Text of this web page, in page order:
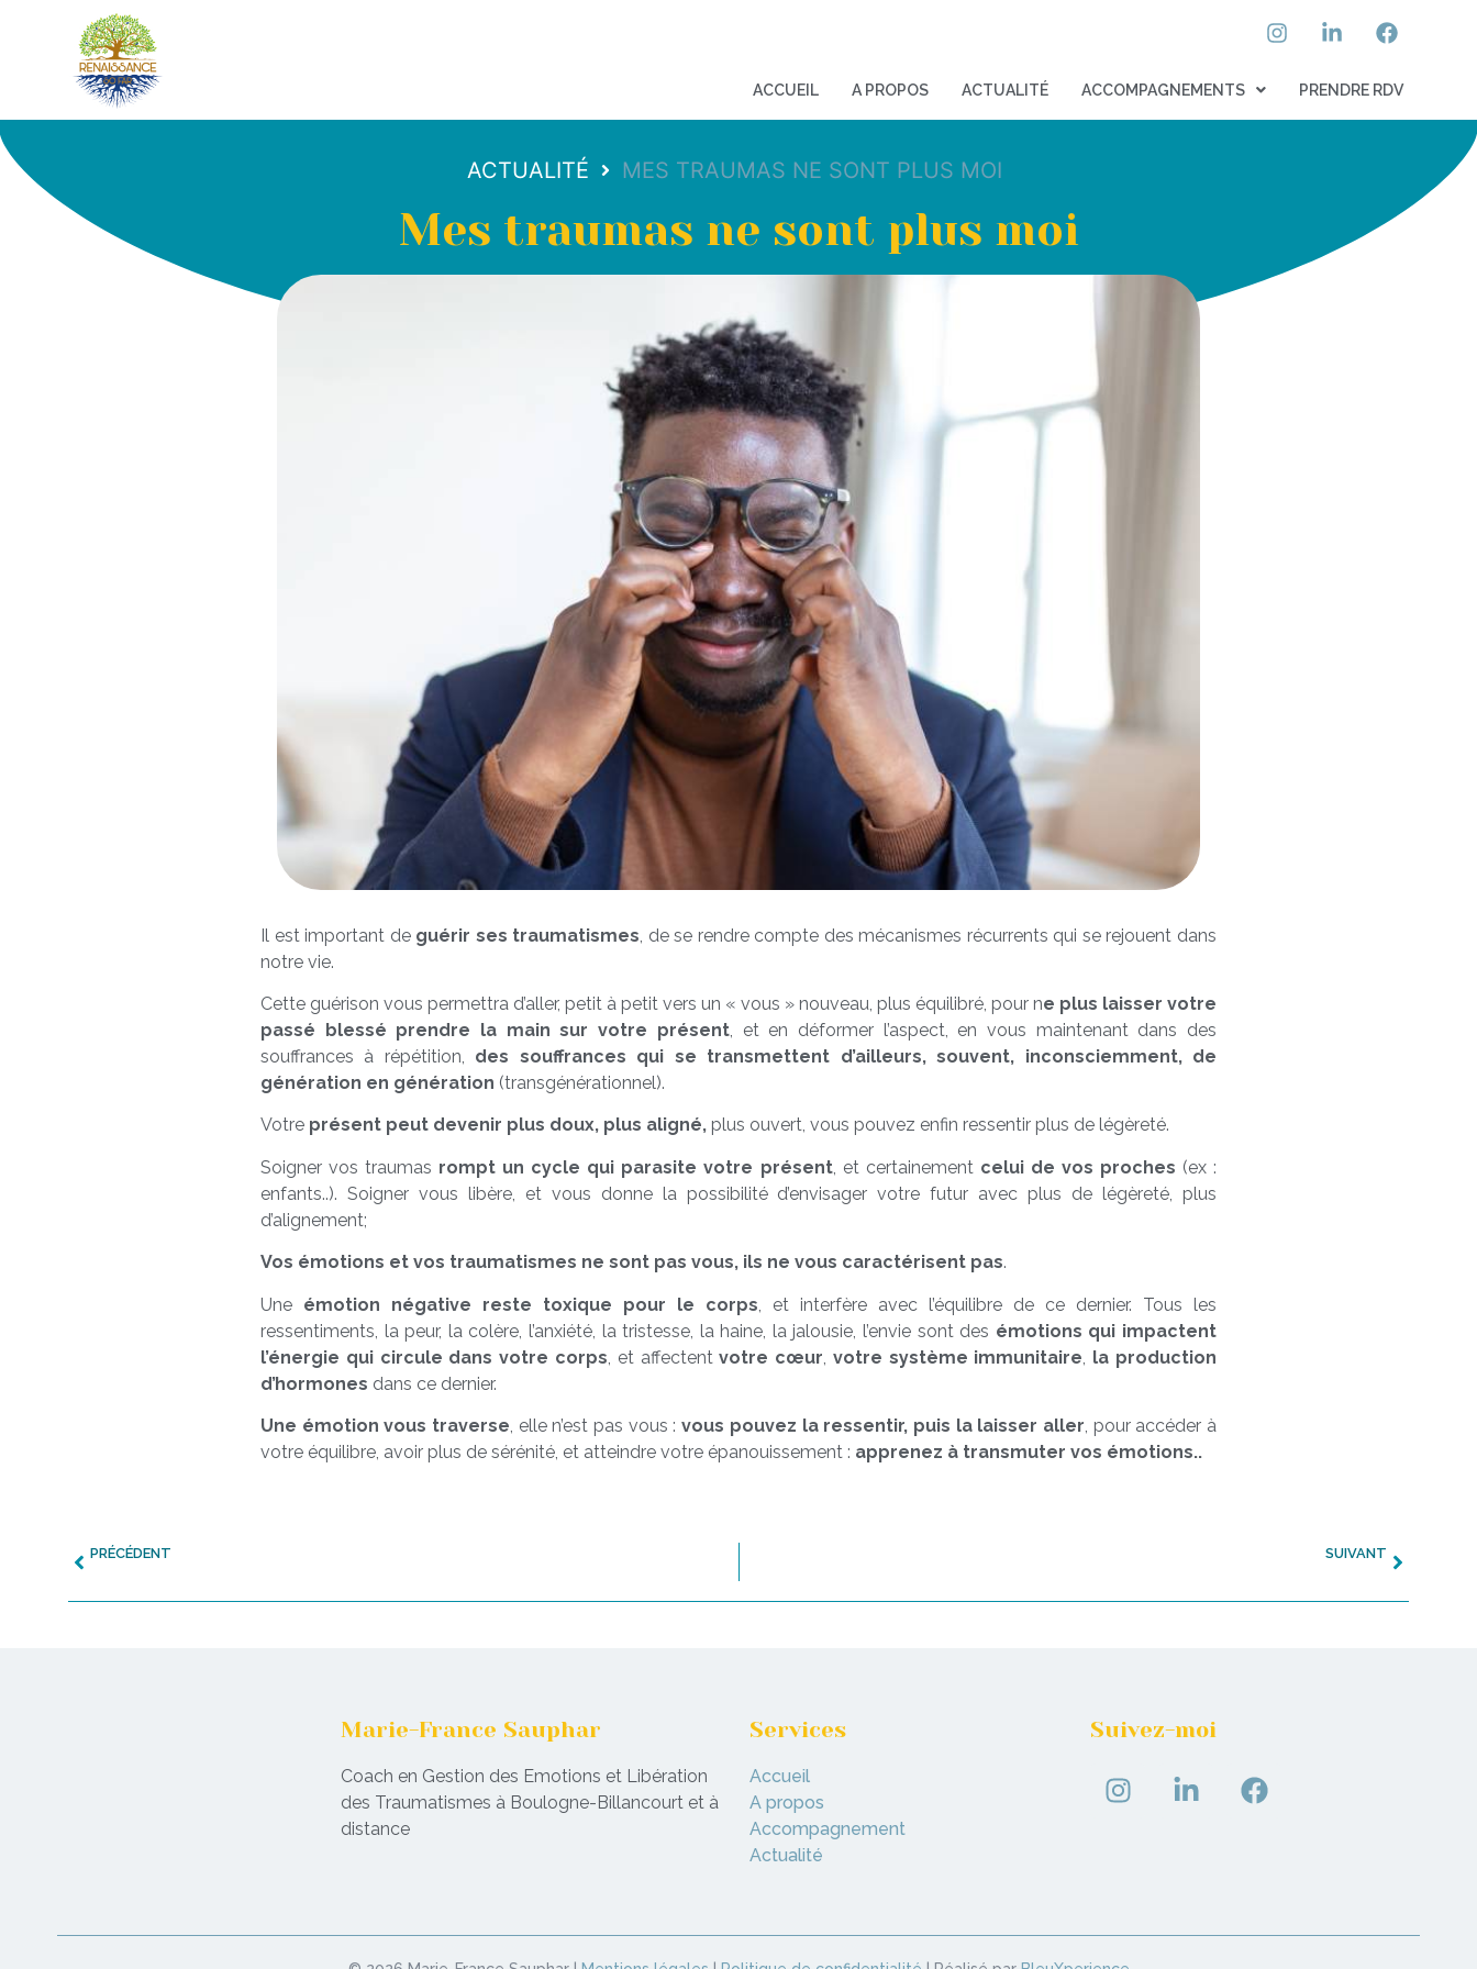
ACCUEIL A PROPOS ACTUALITÉ ACCOMPAGNEMENTS PRENDRE RDV
ACTUALITÉ MES TRAUMAS NE SONT PLUS MOI
Mes traumas ne sont plus moi
Il est important de guérir ses traumatismes , de se rendre compte des mécanismes récurrents qui se rejouent dans
notre vie.
Cette guérison vous permettra d’aller, petit à petit vers un « vous » nouveau, plus équilibré, pour ne plus laisser votre
passé blessé prendre la main sur votre présent, et en déformer l’aspect, en vous maintenant dans des
souffrances à répétition, des souffrances qui se transmettent d’ailleurs, souvent, inconsciemment, de
génération en génération (transgénérationnel).
Votre présent peut devenir plus doux, plus aligné, plus ouvert, vous pouvez enfin ressentir plus de légèreté.
Soigner vos traumas rompt un cycle qui parasite votre présent, et certainementcelui de vos proches (ex :
enfants..). Soigner vous libère, et vous donne la possibilité d’envisager votre futur avec plus de légèreté, plus
d’alignement;
Vos émotions et vos traumatismes ne sont pas vous, ils ne vous caractérisent pas.
Une émotion négative reste toxique pour le corps , et interfère avec l’équilibre de ce dernier. Tous les
ressentiments, la peur, la colère, l’anxiété, la tristesse, la haine, la jalousie, l’envie sont des émotions qui impactent
l’énergie qui circule dans votre corps , et affectent votre cœur votre système immunitaire la production
d’hormones dans ce dernier.
Une émotion vous traverse, elle n’est pas vous :vous pouvez la ressentir, puis la laisser aller, pour accéder à
votre équilibre, avoir plus de sérénité, et atteindre votre épanouissement : apprenez à transmuter vos émotions..
PRÉCÉDENT SUIVANT
Marie-France Sauphar
Coach en Gestion des Emotions et Libération
des Traumatismes à Boulogne-Billancourt et à
distance
Services
Accueil
A propos
Accompagnement
Actualité
Suivez-moi